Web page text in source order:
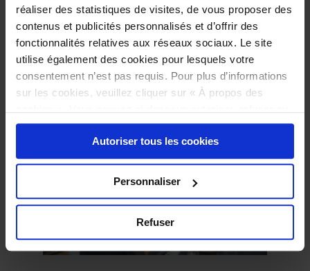
réaliser des statistiques de visites, de vous proposer des
contenus et publicités personnalisés et d’offrir des
fonctionnalités relatives aux réseaux sociaux. Le site
utilise également des cookies pour lesquels votre
consentement n’est pas requis. Pour plus d’informations
sur les cookies, veuillez cliquer sur « À propos des
sélectionner les cookies selon les finalités via l'onglet
« Détails ». À tout moment, vous pouvez modifier votre
choix en cliquant sur le lien « Cookies » en bas des
Autoriser tous les cookies
Personnaliser
Refuser
pique-nique à proximité.
Penser à emmener ses couverts et gobelets.